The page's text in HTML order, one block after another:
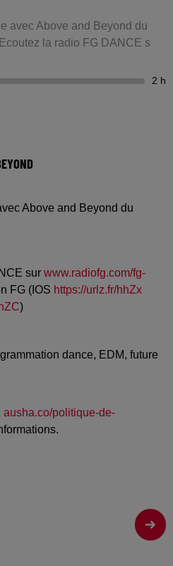
avec Above and Beyond du
la radio FG DANCE s
2 h
Above and Beyond du
sur www.radiofg.com/fg-
FG (IOS https://urlz.fr/hhZx
)
dance, EDM, future
ausha.co/politique-de-